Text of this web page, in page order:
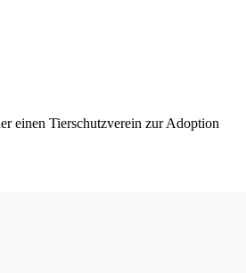
einen Tierschutzverein zur Adoption